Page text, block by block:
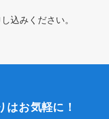
込みください。
はお気軽に！